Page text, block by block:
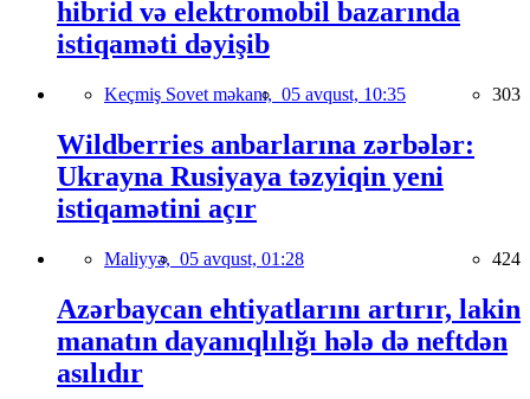
hibrid və elektromobil bazarında
istiqaməti dəyişib
Keçmiş Sovet məkanı, 05 avqust, 10:35 303
Wildberries anbarlarına zərbələr:
Ukrayna Rusiyaya təzyiqin yeni
istiqamətini açır
Maliyyə, 05 avqust, 01:28 424
Azərbaycan ehtiyatlarını artırır, lakin
manatın dayanıqlılığı hələ də neftdən
asılıdır